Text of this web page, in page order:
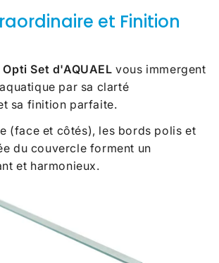
et Finition
Set d'AQUAEL vous immergent
par sa clarté
sa finition parfaite.
(face et côtés), les bords polis et
du couvercle forment un
et harmonieux.